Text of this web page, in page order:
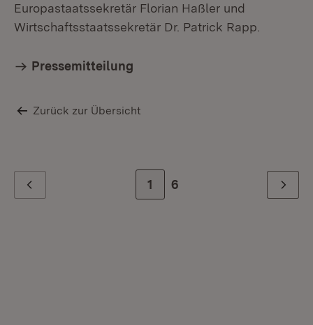
Europastaatssekretär Florian Haßler und
Wirtschaftsstaatssekretär Dr. Patrick Rapp.
Pressemitteilung
Zurück zur Übersicht
Zur Seite
1 Zur letzten Seite
6 Weiter